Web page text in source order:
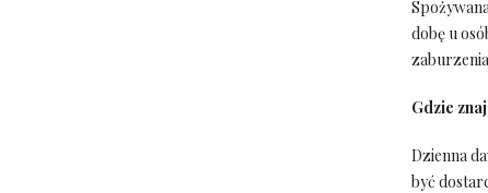
dobę u
Gdzie
Dzienna
być